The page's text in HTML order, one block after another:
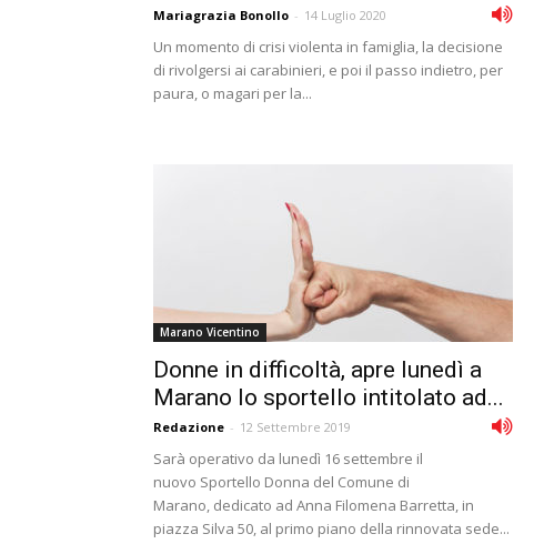
Mariagrazia Bonollo - 14 Luglio 2020
Un momento di crisi violenta in famiglia, la decisione
di rivolgersi ai carabinieri, e poi il passo indietro, per
paura, o magari per la...
Marano Vicentino
Donne in difficoltà, apre lunedì a
Marano lo sportello intitolato ad...
Redazione - 12 Settembre 2019
Sarà operativo da lunedì 16 settembre il
nuovo Sportello Donna del Comune di
Marano, dedicato ad Anna Filomena Barretta, in
piazza Silva 50, al primo piano della rinnovata sede...